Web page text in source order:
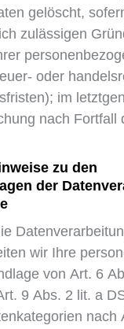
gelöscht,
zulässigen
oder
im
nach Fortfall
zu den
der
wir Ihre
von Art. 6
9 Abs. 2 lit. a
nach